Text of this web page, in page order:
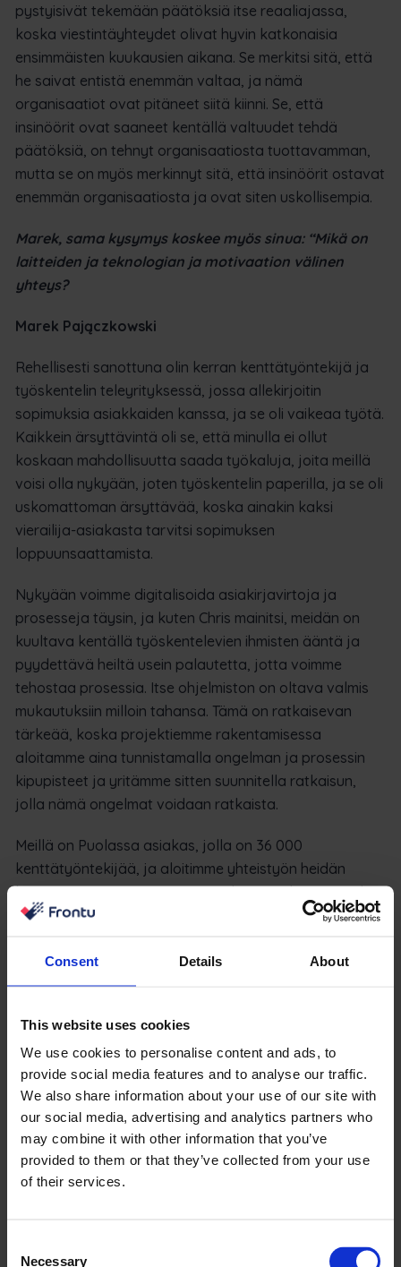
Consent Details About
This website uses cookies
We use cookies to personalise content and ads, to
provide social media features and to analyse our traffic.
We also share information about your use of our site with
our social media, advertising and analytics partners who
may combine it with other information that you’ve
provided to them or that they’ve collected from your use
of their services.
Necessary
pystyisivät tekemään päätöksiä itse reaaliajassa,
koska viestintäyhteydet olivat hyvin katkonaisia
ensimmäisten kuukausien aikana. Se merkitsi sitä, että
he saivat entistä enemmän valtaa, ja nämä
organisaatiot ovat pitäneet siitä kiinni. Se, että
insinöörit ovat saaneet kentällä valtuudet tehdä
päätöksiä, on tehnyt organisaatiosta tuottavamman,
mutta se on myös merkinnyt sitä, että insinöörit ostavat
enemmän organisaatiosta ja ovat siten uskollisempia.
Marek, sama kysymys koskee myös sinua: “Mikä on
laitteiden ja teknologian ja motivaation välinen
yhteys?
Marek Pajączkowski
Rehellisesti sanottuna olin kerran kenttätyöntekijä ja
työskentelin teleyrityksessä, jossa allekirjoitin
sopimuksia asiakkaiden kanssa, ja se oli vaikeaa työtä.
Kaikkein ärsyttävintä oli se, että minulla ei ollut
koskaan mahdollisuutta saada työkaluja, joita meillä
voisi olla nykyään, joten työskentelin paperilla, ja se oli
uskomattoman ärsyttävää, koska ainakin kaksi
vierailija-asiakasta tarvitsi sopimuksen
loppuunsaattamista.
Nykyään voimme digitalisoida asiakirjavirtoja ja
prosesseja täysin, ja kuten Chris mainitsi, meidän on
kuultava kentällä työskentelevien ihmisten ääntä ja
pyydettävä heiltä usein palautetta, jotta voimme
tehostaa prosessia. Itse ohjelmiston on oltava valmis
mukautuksiin milloin tahansa. Tämä on ratkaisevan
tärkeää, koska projektiemme rakentamisessa
aloitamme aina tunnistamalla ongelman ja prosessin
kipupisteet ja yritämme sitten suunnitella ratkaisun,
jolla nämä ongelmat voidaan ratkaista.
Meillä on Puolassa asiakas, jolla on 36 000
kenttätyöntekijää, ja aloitimme yhteistyön heidän
kanssaan pari vuotta sitten. Heidän ongelmanaan oli,
että heidän työntekijänsä kantoivat painavia laukkuja,
niin. Ensimmäinen ongelma oli paperin digitalisointi, ja
me voimme tehdä sen, koska EU:ssa on säädetty
tukea allekirjoituksia yhteistyössä Frontun kanssa.
Muutoksen jälkeen voimme varmasti sanoa, että
ihmiset ovat erittäin tyytyväisiä ja motivoituneita
työskentelemään, koska heidän ei tarvitse kantaa 20
kiloa paperia joka päivä mukanaan jokaiselle
asiakkaalle. Kun muutos oli toteutettu, yritys rakensi
jonkinlaisen chatin kerätäkseen palautetta asiakkailta.
tehokkaammin ja nauttia paremmasta yleisestä